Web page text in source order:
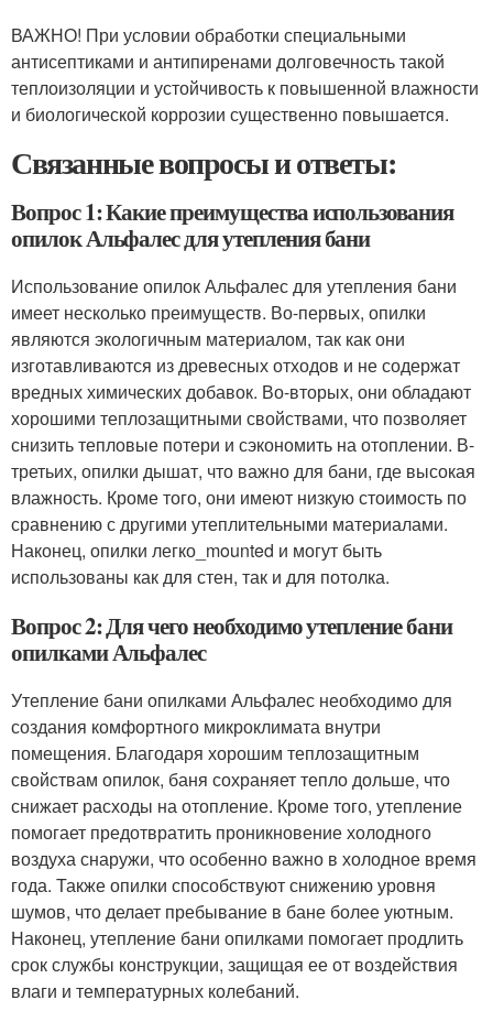
ВАЖНО! При условии обработки специальными
антисептиками и антипиренами долговечность такой
теплоизоляции и устойчивость к повышенной влажности
и биологической коррозии существенно повышается.
Связанные вопросы и ответы:
Вопрос 1: Какие преимущества использования
опилок Альфалес для утепления бани
Использование опилок Альфалес для утепления бани
имеет несколько преимуществ. Во-первых, опилки
являются экологичным материалом, так как они
изготавливаются из древесных отходов и не содержат
вредных химических добавок. Во-вторых, они обладают
хорошими теплозащитными свойствами, что позволяет
снизить тепловые потери и сэкономить на отоплении. В-
третьих, опилки дышат, что важно для бани, где высокая
влажность. Кроме того, они имеют низкую стоимость по
сравнению с другими утеплительными материалами.
Наконец, опилки легко_mounted и могут быть
использованы как для стен, так и для потолка.
Вопрос 2: Для чего необходимо утепление бани
опилками Альфалес
Утепление бани опилками Альфалес необходимо для
создания комфортного микроклимата внутри
помещения. Благодаря хорошим теплозащитным
свойствам опилок, баня сохраняет тепло дольше, что
снижает расходы на отопление. Кроме того, утепление
помогает предотвратить проникновение холодного
воздуха снаружи, что особенно важно в холодное время
года. Также опилки способствуют снижению уровня
шумов, что делает пребывание в бане более уютным.
Наконец, утепление бани опилками помогает продлить
срок службы конструкции, защищая ее от воздействия
влаги и температурных колебаний.